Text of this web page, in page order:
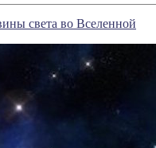
света во Вселенной